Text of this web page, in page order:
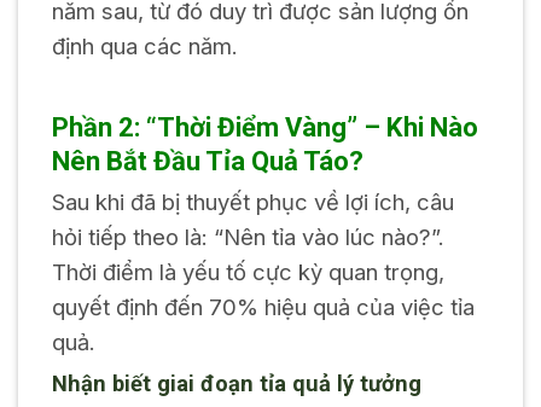
năm sau, từ đó duy trì được sản lượng ổn
định qua các năm.
Phần 2: “Thời Điểm Vàng” – Khi Nào
Nên Bắt Đầu Tỉa Quả Táo?
Sau khi đã bị thuyết phục về lợi ích, câu
hỏi tiếp theo là: “Nên tỉa vào lúc nào?”.
Thời điểm là yếu tố cực kỳ quan trọng,
quyết định đến 70% hiệu quả của việc tỉa
quả.
Nhận biết giai đoạn tỉa quả lý tưởng